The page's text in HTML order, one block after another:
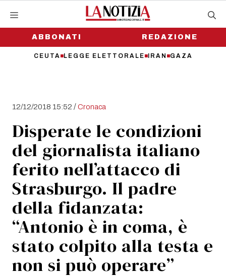
contenutoABBONATI
CEUTA LEGGE ELETTORALE IRAN GAZA
REDAZIONE
12/12/2018 15:52 /Cronaca
Disperate le condizioni
del giornalista italiano
ferito nell’attacco di
Strasburgo. Il padre
della fidanzata:
“Antonio è in coma, è
stato colpito alla testa e
non si può operare”